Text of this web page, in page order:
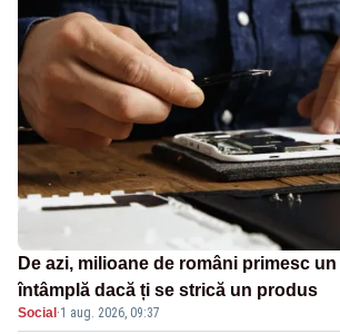
De azi, milioane de români primesc
întâmplă dacă ți se strică un produs
Social ·1 aug. 2026, 09:37